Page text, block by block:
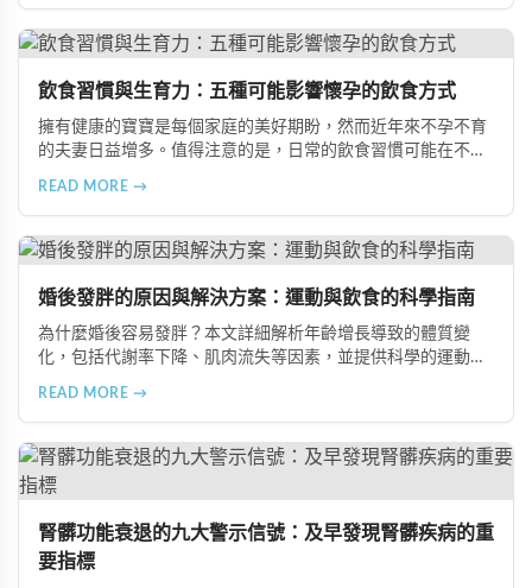
飲食習慣與生育力：五種可能影響懷孕的飲食方式
擁有健康的寶寶是每個家庭的美好期盼，然而近年來不孕不育
的夫妻日益增多。值得注意的是，日常的飲食習慣可能在不知
擔，幫助準備懷孕的夫妻提升受孕機率。
READ MORE →
婚後發胖的原因與解決方案：運動與飲食的科學指南
為什麼婚後容易發胖？本文詳細解析年齡增長導致的體質變
化，包括代謝率下降、肌肉流失等因素，並提供科學的運動與
READ MORE →
腎髒功能衰退的九大警示信號：及早發現腎髒疾病的重
要指標